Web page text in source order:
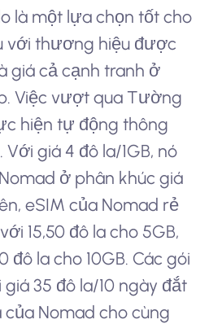
là một lựa chọn tốt cho
với thương hiệu được
giá cả cạnh tranh ở
Việc vượt qua Tường
hiện tự động thông
giá 4 đô la/1GB, nó
ở phân khúc giá
eSIM của Nomad rẻ
15,50 đô la cho 5GB,
đô la cho 10GB. Các gói
35 đô la/10 ngày đắt
của Nomad cho cùng